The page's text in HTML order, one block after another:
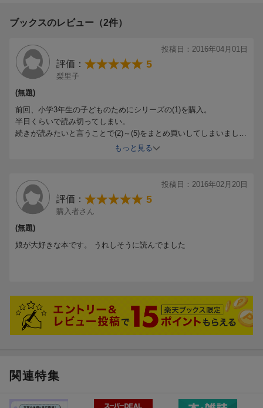
ブックスのレビュー（2件）
投稿日：2016年04月01日
評価： 5
梨里子
(無題)
前回、小学3年生の子どものためにシリーズの(1)を購入。
半日くらいで読み切ってしまい。
続きが読みたいと言うことで(2)～(5)をまとめ買いしてしまいまし
もっと見る
投稿日：2016年02月20日
評価： 5
購入者さん
(無題)
娘が大好きな本です。 うれしそうに読んでました
関連特集